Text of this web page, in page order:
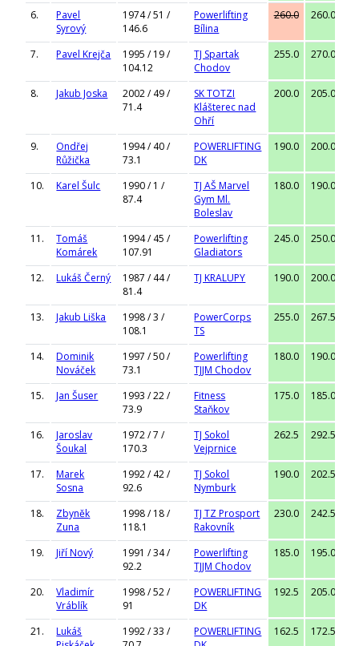
6.
Pavel
Syrový
1974 / 51 /
146.6
Powerlifting
Bílina
260.0 260.0
7. Pavel Krejča
1995 / 19 /
104.12
TJ Spartak
Chodov
255.0 270.0
8. Jakub Joska
2002 / 49 /
71.4
SK TOTZI
Klášterec nad
Ohří
200.0 205.0
9.
Ondřej
Růžička
1994 / 40 /
73.1
POWERLIFTING
DK
190.0 200.0
10. Karel Šulc
1990 / 1 /
87.4
TJ AŠ Marvel
Gym Ml.
Boleslav
180.0 190.0
11.
Tomáš
Komárek
1994 / 45 /
107.91
Powerlifting
Gladiators
245.0 250.0
12. Lukáš Černý
1987 / 44 /
81.4
TJ KRALUPY 190.0 200.0
13. Jakub Liška
1998 / 3 /
108.1
PowerCorps
TS
255.0 267.5
14.
Dominik
Nováček
1997 / 50 /
73.1
Powerlifting
TJJM Chodov
180.0 190.0
15. Jan Šuser
1993 / 22 /
73.9
Fitness
Staňkov
175.0 185.0
16.
Jaroslav
Šoukal
1972 / 7 /
170.3
TJ Sokol
Vejprnice
262.5 292.5
17.
Marek
Sosna
1992 / 42 /
92.6
TJ Sokol
Nymburk
190.0 202.5
18.
Zbyněk
Zuna
1998 / 18 /
118.1
TJ TZ Prosport
Rakovník
230.0 242.5
19. Jiří Nový
1991 / 34 /
92.2
Powerlifting
TJJM Chodov
185.0 195.0
20.
Vladimír
Vráblík
1998 / 52 /
91
POWERLIFTING
DK
192.5 205.0
21.
Lukáš
1992 / 33 /
POWERLIFTING
162.5 172.5